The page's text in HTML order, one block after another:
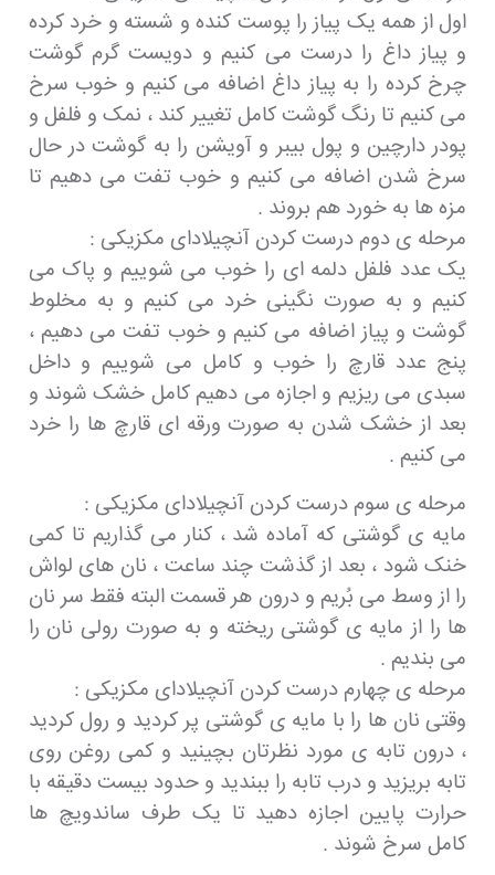
اول از همه یک پیاز را پوست کنده و شسته و خرد کرده
و پیاز داغ را درست می کنیم و دویست گرم گوشت
چرخ کرده را به پیاز داغ اضافه می کنیم و خوب سرخ
می کنیم تا رنگ گوشت کامل تغییر کند ، نمک و فلفل و
پودر دارچین و پول بیبر و آویشن را به گوشت در حال
سرخ شدن اضافه می کنیم و خوب تفت می دهیم تا
مزه ها به خورد هم بروند .
مرحله ی دوم درست کردن آنچیلادای مکزیکی :
یک عدد فلفل دلمه ای را خوب می شوییم و پاک می
کنیم و به صورت نگینی خرد می کنیم و به مخلوط
گوشت و پیاز اضافه می کنیم و خوب تفت می دهیم ،
پنج عدد قارچ را خوب و کامل می شوییم و داخل
سبدی می ریزیم و اجازه می دهیم کامل خشک شوند و
بعد از خشک شدن به صورت ورقه ای قارچ ها را خرد
می کنیم .
مرحله ی سوم درست کردن آنچیلادای مکزیکی :
مایه ی گوشتی که آماده شد ، کنار می گذاریم تا کمی
خنک شود ، بعد از گذشت چند ساعت ، نان های لواش
را از وسط می بُریم و درون هر قسمت البته فقط سر نان
ها را از مایه ی گوشتی ریخته و به صورت رولی نان را
می بندیم .
مرحله ی چهارم درست کردن آنچیلادای مکزیکی :
وقتی نان ها را با مایه ی گوشتی پر کردید و رول کردید
، درون تابه ی مورد نظرتان بچینید و کمی روغن روی
تابه بریزید و درب تابه را ببندید و حدود بیست دقیقه با
حرارت پایین اجازه دهید تا یک طرف ساندویچ ها
کامل سرخ شوند .